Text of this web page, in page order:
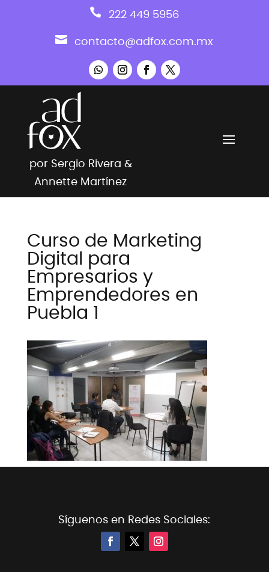
 222 449 5956
 contacto@adfox.com.mx
por Sergio Rivera &
Annette Martínez
Curso de Marketing
Digital para
Empresarios y
Emprendedores en
Puebla 1
Síguenos en Redes Sociales: